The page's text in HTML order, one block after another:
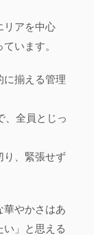
リアを中心
います。
に揃える管理
、全員とじっ
り、緊張せず
華やかさはあ
い」と思える